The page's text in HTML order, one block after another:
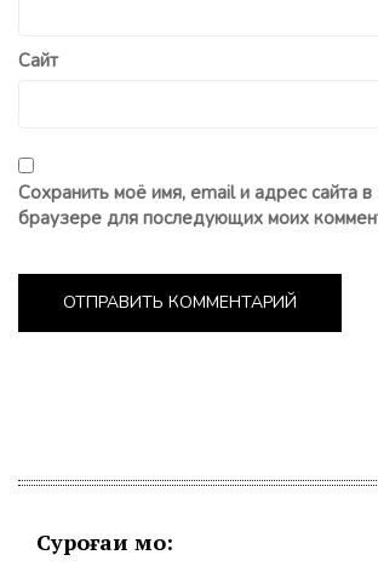
Сайт
Сохранить моё имя, email и адрес сайта в
браузере для последующих моих
Суроғаи мо: